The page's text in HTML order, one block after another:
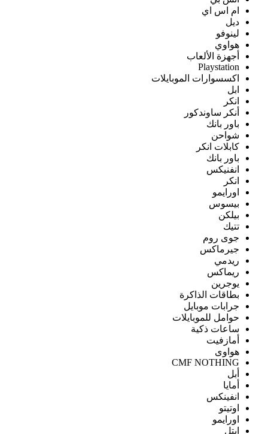
ام اس اي
ديل
لينوفو
هواوي
أجهزة الألعاب
Playstation
اكسسوارات الموبايلات
ابل
انكر
أنكر ساوندكور
باور بانك
شواحن
كابلات انكر
باور بانك
انفنيكس
انكر
اورايمو
بيسوس
بيلكن
تتيك
جوى روم
جيرماكس
ريدمي
ريماكس
يوجرين
بطاقات الذاكرة
جرابات موبايل
حوامل للموبايلات
ساعات ذكية
أمازفيت
هواوى
CMF NOTHING
أبل
أمايا
انفينكس
اوتيتو
اورايمو
ايتل